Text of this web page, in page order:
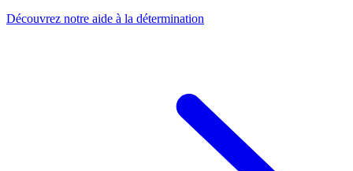
Découvrez notre aide à la détermination